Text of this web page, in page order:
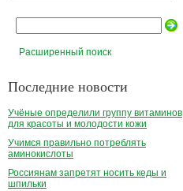
Расширенный поиск
Последние новости
Учёные определили группу витаминов
для красоты и молодости кожи
Учимся правильно потреблять
аминокислоты
Россиянам запретят носить кеды и
шпильки